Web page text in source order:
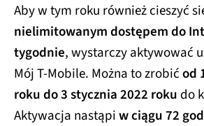
Aby w tym roku również cieszyć
nielimitowanym dostępem do
tygodnie, wystarczy aktywować
Mój T-Mobile. Można to zrobićod
roku do 3 stycznia 2022 roku do
Aktywacja nastąpiw ciągu 72